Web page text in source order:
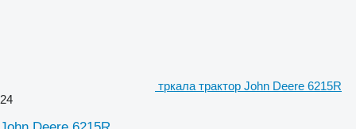
тркала трактор John Deere 6215R
24